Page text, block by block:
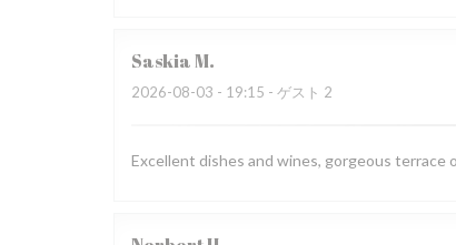
SaskiaM
2026-08-03 - 19:15 - ゲスト 2
Excellent dishes and wines, gorgeous